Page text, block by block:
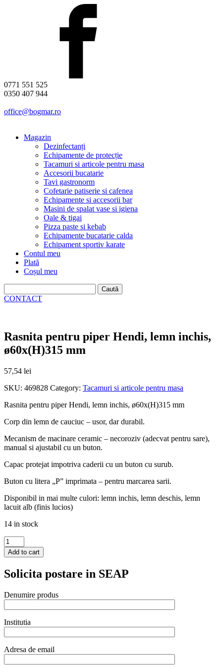
0771 551 525
0350 407 944
office@bogmar.ro
Magazin
Dezinfectanți
Echipamente de protecție
Tacamuri si articole pentru masa
Accesorii bucatarie
Tavi gastronorm
Cofetarie patiserie si cafenea
Echipamente si accesorii bar
Masini de spalat vase si igiena
Oale & tigai
Pizza paste si kebab
Echipamente bucatarie calda
Echipament sportiv karate
Contul meu
Plată
Coșul meu
după:
CONTACT
Rasnita pentru piper Hendi, lemn inchis,
ø60x(H)315 mm
57,54 lei
SKU: 469828 Category: Tacamuri si articole pentru masa
Rasnita pentru piper Hendi, lemn inchis, ø60x(H)315 mm
Corp din lemn de cauciuc – usor, dar durabil.
Mecanism de macinare ceramic – necoroziv (adecvat pentru sare),
manual si ajustabil cu un buton.
Capac protejat impotriva caderii cu un buton cu surub.
Buton cu litera „P” imprimata – pentru marcarea sarii.
Disponibil in mai multe culori: lemn inchis, lemn deschis, lemn
lacuit alb (finis lucios)
14 in stock
Rasnita
pentru
piper
lemn
ø60x(H)315
mm
quantity
Add to cart
Solicita postare in SEAP
Denumire produs
Institutia
Adresa de email